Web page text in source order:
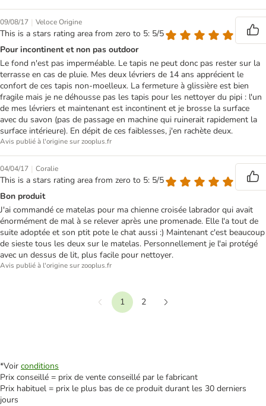
09/08/17 | Veloce Origine
This is a stars rating area from zero to 5: 5/5
Pour incontinent et non pas outdoor
Le fond n'est pas imperméable. Le tapis ne peut donc pas rester sur la
terrasse en cas de pluie. Mes deux lévriers de 14 ans apprécient le
confort de ces tapis non-moelleux. La fermeture à glissière est bien
fragile mais je ne déhousse pas les tapis pour les nettoyer du pipi : l'un
de mes lévriers et maintenant est incontinent et je brosse la surface
avec du savon (pas de passage en machine qui ruinerait rapidement la
surface intérieure). En dépit de ces faiblesses, j'en rachète deux.
Avis publié à l'origine sur zooplus.fr
04/04/17 | Coralie
This is a stars rating area from zero to 5: 5/5
Bon produit
J'ai commandé ce matelas pour ma chienne croisée labrador qui avait
énormément de mal à se relever après une promenade. Elle l'a tout de
suite adoptée et son ptit pote le chat aussi :) Maintenant c'est beaucoup
de sieste tous les deux sur le matelas. Personnellement je l'ai protégé
avec un dessus de lit, plus facile pour nettoyer.
Avis publié à l'origine sur zooplus.fr
Précédent
1
2
*Voir conditions
Prix conseillé = prix de vente conseillé par le fabricant
Prix habituel = prix le plus bas de ce produit durant les 30 derniers
jours